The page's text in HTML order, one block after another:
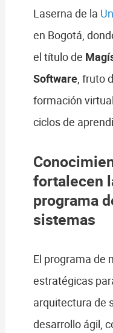
Laserna de la
en Bogotá,
el título de
Software, fruto
formación
ciclos de
fortalecen
programa
sistemas
El programa de
estratégicas
arquitectura de
desarrollo ágil,